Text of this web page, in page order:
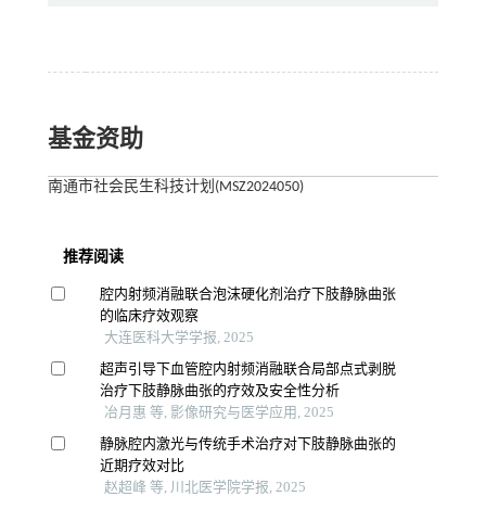
基金资助
南通市社会民生科技计划(MSZ2024050)